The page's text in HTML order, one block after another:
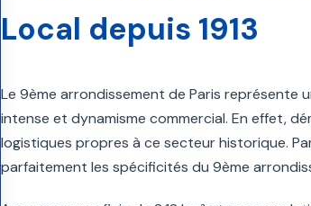
Local depuis 1913
Le 9ème arrondissement de Paris
intense et dynamisme commercial. En effet,
logistiques propres à ce secteur historique.
parfaitement les spécificités du 9ème